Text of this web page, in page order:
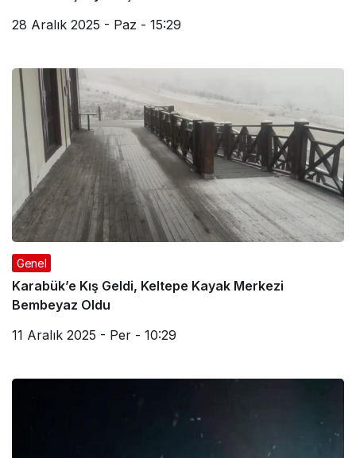
28 Aralık 2025 - Paz - 15:29
Genel
Karabük’e Kış Geldi, Keltepe Kayak Merkezi
Bembeyaz Oldu
11 Aralık 2025 - Per - 10:29